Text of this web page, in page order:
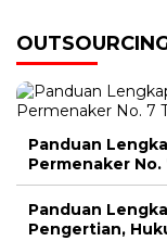
Panduan
Permenaker
Panduan
Pengertian,